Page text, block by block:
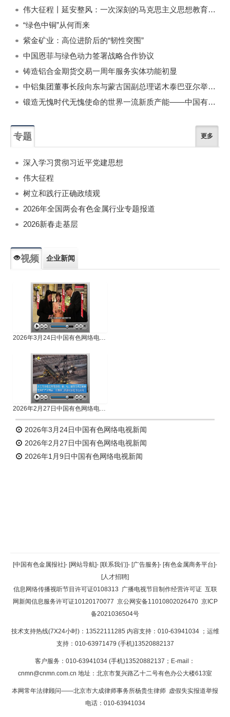
伟大征程丨延安整风：一次深刻的马克思主义思想教育运动
“绿色中铜”从何而来
紫金矿业：高位进阶后的“韧性突围”
中国恩菲与绿色动力签署战略合作协议
铸造铝合金期货交易一周年服务实体功能初显
中铝集团董事长段向东与蒙古国副总理诺木泰巴亚尔举行会谈
锻造无愧时代无愧使命的世界一流新质产能——中国有色金属工业的战略应对与破局之道（二）
专题 更多
深入学习贯彻习近平党建思想
伟大征程
树立和践行正确政绩观
2026年全国两会有色金属行业专题报道
2026新春走基层
视频 企业新闻
2026年3月24日中国有色网络电视新闻
2026年2月27日中国有色网络电视新闻
2026年3月24日中国有色网络电视新闻
2026年2月27日中国有色网络电视新闻
2026年1月9日中国有色网络电视新闻
返回顶部
返回首页
[中国有色金属报社]- [网站导航]- [联系我们]- [广告服务]- [有色金属商务平台]-
[人才招聘]
信息网络传播视听节目许可证0108313 广播电视节目制作经营许可证 互联
网新闻信息服务许可证10120170077 京公网安备11010802026470 京ICP
备2021036504号
技术支持热线(7X24小时)：13522111285 内容支持：010-63941034 ；运维
支持：010-63971479 (手机)13520882137
客户服务：010-63941034 (手机)13520882137；E-mail：
cnmn@cnmn.com.cn 地址：北京市复兴路乙十二号有色办公大楼613室
本网常年法律顾问——北京市大成律师事务所杨贵生律师 虚假失实报道举报
电话：010-63941034